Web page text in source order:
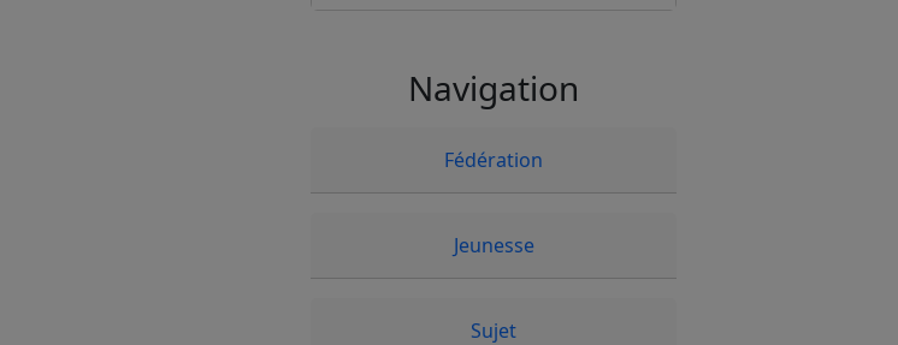
Navigation
Fédération
Jeunesse
Sujet